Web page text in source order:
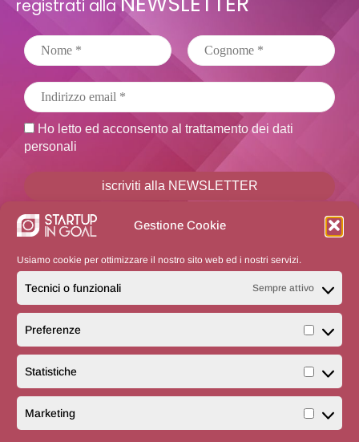
Gestione Cookie
Usiamo cookie per ottimizzare il nostro sito web ed i nostri servizi.
Tecnici o funzionali Sempre attivo
Preferenze
Statistiche
Marketing
registrati alla
Ho letto ed acconsento al trattamento dei dati
personali
Non inviamo spam! Leggi la nostra
Informativa sulla
privacy
STARTUP IN GOAL
Tel. +39 02 21117308 | Email:info@startupingoal.com